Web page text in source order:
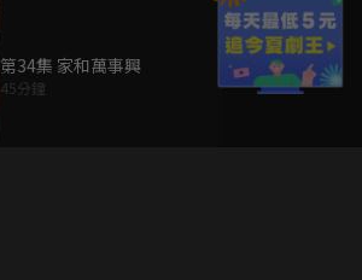
第34集 家和萬事興
45分鐘